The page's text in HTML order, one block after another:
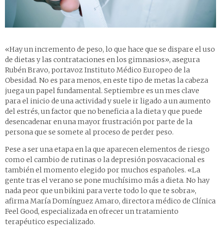
«Hay un incremento de peso, lo que hace que se dispare el uso
de dietas y las contrataciones en los gimnasios», asegura
Rubén Bravo, portavoz Instituto Médico Europeo de la
Obesidad. No es para menos, en este tipo de metas la cabeza
juega un papel fundamental. Septiembre es un mes clave
para el inicio de una actividad y suele ir ligado a un aumento
del estrés, un factor que no beneficia a la dieta y que puede
desencadenar en una mayor frustración por parte de la
persona que se somete al proceso de perder peso.
Pese a ser una etapa en la que aparecen elementos de riesgo
como el cambio de rutinas o la depresión posvacacional es
también el momento elegido por muchos españoles. «La
gente tras el verano se pone muchísimo más a dieta. No hay
nada peor que un bikini para verte todo lo que te sobra»,
afirma María Domínguez Amaro, directora médico de Clínica
Feel Good, especializada en ofrecer un tratamiento
terapéutico especializado.